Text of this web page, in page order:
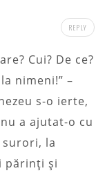
REPLY
Cui? De ce?
nimeni!” –
s-o ierte,
a ajutat-o cu
la
părinţi şi